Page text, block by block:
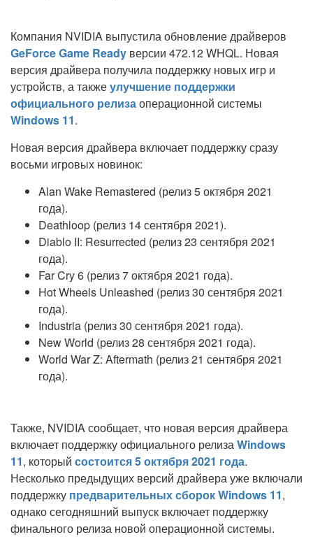
Компания NVIDIA выпустила обновление драйверов
GeForce Game Ready версии 472.12 WHQL. Новая
версия драйвера получила поддержку новых игр и
устройств, а такжеулучшение поддержки
официального релизаоперационной системы
Windows 11.
Новая версия драйвера включает поддержку сразу
восьми игровых новинок:
Alan Wake Remastered (релиз 5 октября 2021
года).
Deathloop (релиз 14 сентября 2021).
Diablo II: Resurrected (релиз 23 сентября 2021
года).
Far Cry 6 (релиз 7 октября 2021 года).
Hot Wheels Unleashed (релиз 30 сентября 2021
года).
Industria (релиз 30 сентября 2021 года).
New World (релиз 28 сентября 2021 года).
World War Z: Aftermath (релиз 21 сентября 2021
года).
Также, NVIDIA сообщает, что новая версия драйвера
включает поддержку официального релизаWindows
11, который состоится 5 октября 2021 года.
Несколько предыдущих версий драйвера уже включали
поддержку предварительных сборок Windows 11,
однако сегодняшний выпуск включает поддержку
финального релиза новой операционной системы.